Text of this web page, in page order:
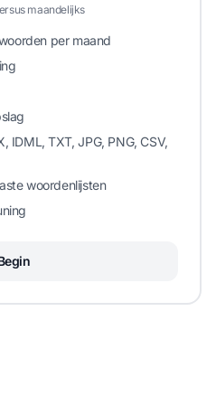
maandelijks
per maand
IDML, TXT, JPG, PNG, CSV,
woordenlijsten